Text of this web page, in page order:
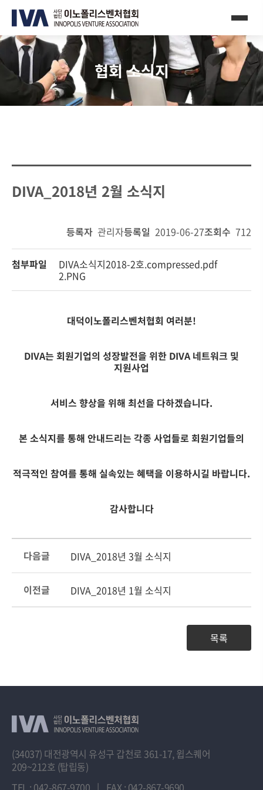
협회 소식지
DIVA_2018년 2월 소식지
등록자 관리자등록일 2019-06-27조회수 712
첨부파일
DIVA소식지2018-2호.compressed.pdf
2.PNG
대덕이노폴리스벤처협회 여러분!
DIVA는 회원기업의 성장발전을 위한 DIVA 네트워크 및
지원사업
서비스 향상을 위해 최선을 다하겠습니다.
본 소식지를 통해 안내드리는 각종 사업들로 회원기업들의
적극적인 참여를 통해 실속있는 혜택을 이용하시길 바랍니다.
감사합니다
다음글 DIVA_2018년 3월 소식지
이전글 DIVA_2018년 1월 소식지
목록
(34037) 대전광역시 유성구 갑천로 361-17, 윕스퀘어
209~212호 (탑립동)
TEL : 042-867-9700 | FAX : 042-867-9690